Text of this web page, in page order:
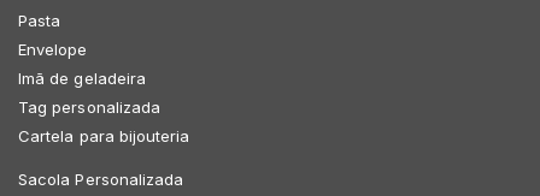
Pasta
Envelope
Imã de geladeira
Tag personalizada
Cartela para bijouteria
Sacola Personalizada